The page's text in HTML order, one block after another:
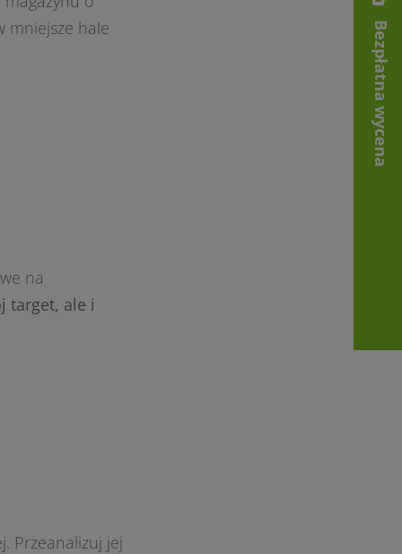
mniejsze hale
na
target, ale i
Przeanalizuj jej
Bezpłatna wycena